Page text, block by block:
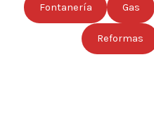
Fontanería Gas
Reformas